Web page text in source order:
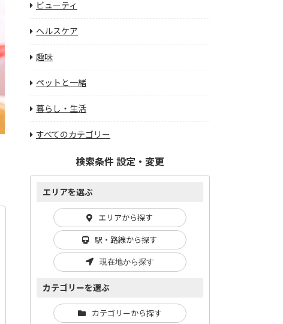
ビューティ
ヘルスケア
趣味
ペットと一緒
暮らし・生活
すべてのカテゴリー
検索条件 設定・変更
エリアを選ぶ
エリアから探す
駅・路線から探す
現在地から探す
カテゴリーを選ぶ
カテゴリーから探す